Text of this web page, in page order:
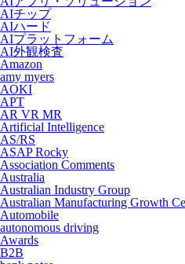
AIチップ
AIハード
AIプラットフォーム
AI外観検査
Amazon
amy myers
AOKI
APT
AR VR MR
Artificial Intelligence
AS/RS
ASAP Rocky
Association Comments
Australia
Australian Industry Group
Australian Manufacturing Growth
Automobile
autonomous driving
Awards
B2B